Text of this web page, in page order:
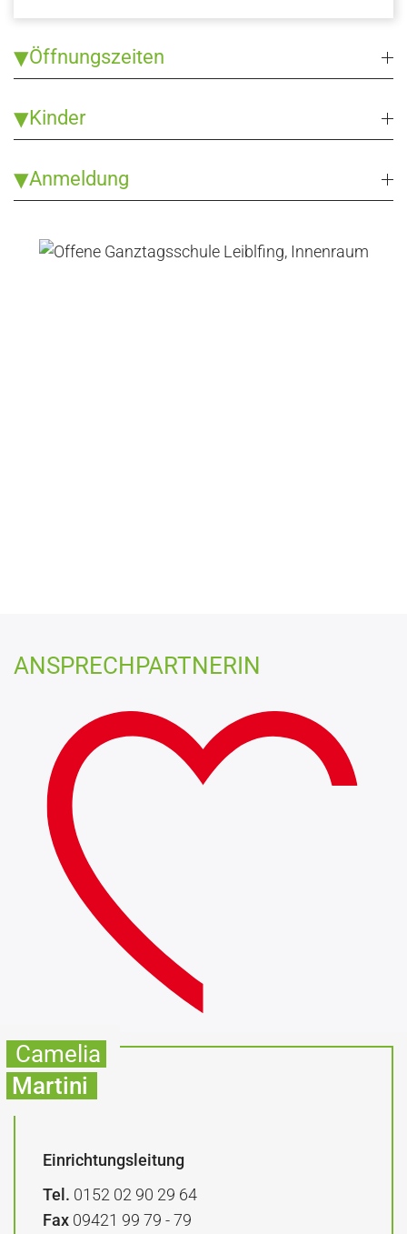
Öffnungszeiten
Kinder
Anmeldung
ANSPRECHPARTNERIN
Camelia
Martini
Einrichtungsleitung
Tel. 0152 02 90 29 64
Fax 09421 99 79 - 79